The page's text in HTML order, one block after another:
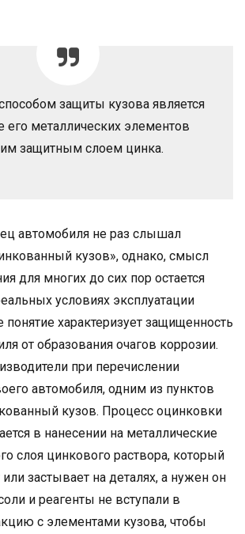
защиты кузова является
его металлических элементов
защитным слоем цинка.
автомобиля не раз слышал
кузов», однако, смысл
для многих до сих пор остается
условиях эксплуатации
понятие характеризует защищенность
от образования очагов коррозии.
при перечислении
автомобиля, одним из пунктов
кузов. Процесс оцинковки
в нанесении на металлические
слоя цинкового раствора, который
застывает на деталях, а нужен он
и реагенты не вступали в
с элементами кузова, чтобы